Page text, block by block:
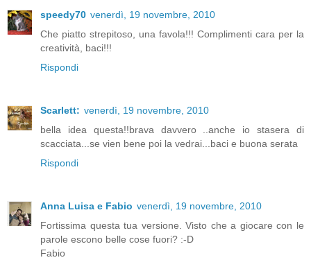
speedy70 venerdì, 19 novembre, 2010
Che piatto strepitoso, una favola!!! Complimenti cara per la
creatività, baci!!!
Rispondi
Scarlett: venerdì, 19 novembre, 2010
bella idea questa!!brava davvero ..anche io stasera di
scacciata...se vien bene poi la vedrai...baci e buona serata
Rispondi
Anna Luisa e Fabio venerdì, 19 novembre, 2010
Fortissima questa tua versione. Visto che a giocare con le
parole escono belle cose fuori? :-D
Fabio